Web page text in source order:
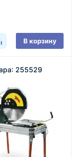
В корзину
255529